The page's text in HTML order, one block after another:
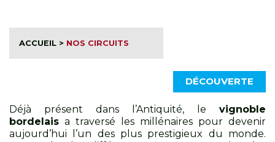
ACCUEIL > NOS CIRCUITS
DÉCOUVERTE
Déjà présent dans l’Antiquité, le vignoble
bordelais a traversé les millénaires pour devenir
aujourd’hui l’un des plus prestigieux du monde.